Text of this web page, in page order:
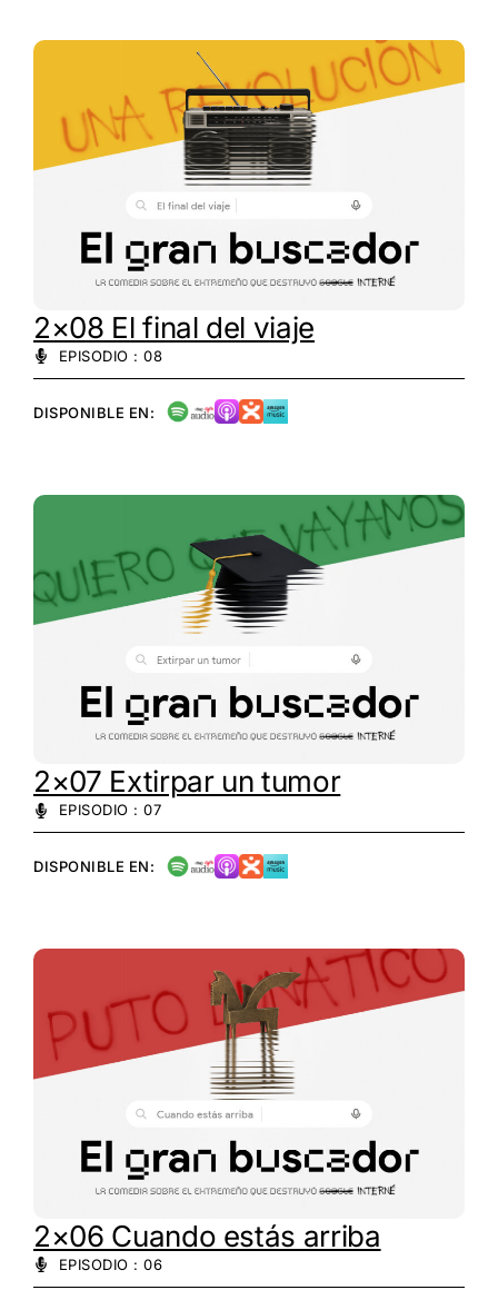
2×08 El final del viaje
EPISODIO : 08
DISPONIBLE EN:
2×07 Extirpar un tumor
EPISODIO : 07
DISPONIBLE EN:
2×06 Cuando estás arriba
EPISODIO : 06